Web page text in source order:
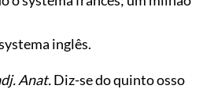
inglês.
Anat.Diz-se do quinto osso